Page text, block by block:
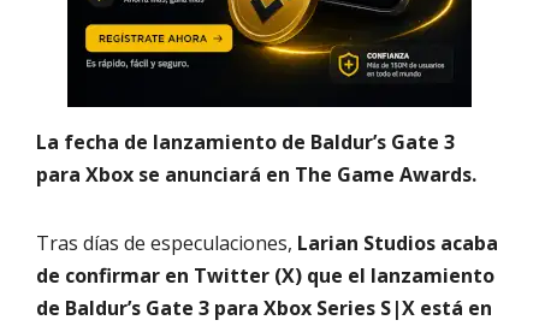
La fecha de lanzamiento de Baldur’s Gate 3
para Xbox se anunciará en The Game Awards.
Tras días de especulaciones, Larian Studios acaba
de confirmar en Twitter (X) que el lanzamiento
de Baldur’s Gate 3 para Xbox Series S|X está en